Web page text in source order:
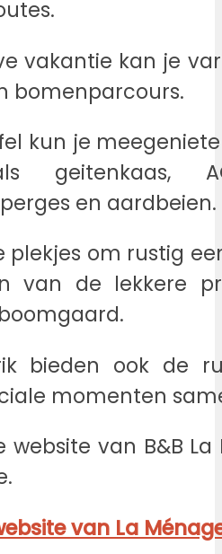
vakantie kan je
bomenparcours.
kun je
geitenkaas,
en aardbeien.
plekjes om rustig
van de lekkere
bieden ook de
momenten
website van B&B
van La